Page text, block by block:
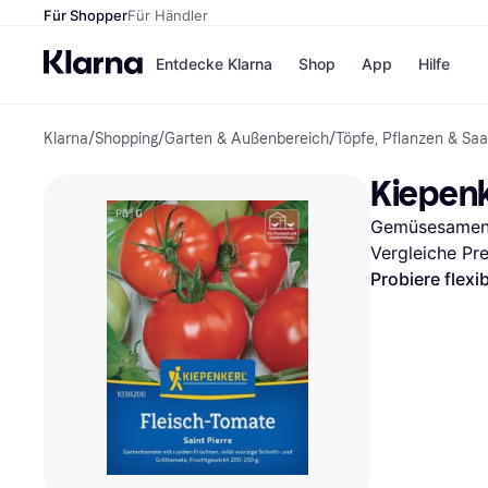
Für ShopperFür Händler
Entdecke Klarna
Zahlungsmethoden
Sofort bezahlen
Bezahle in 3
Bezahle in bis zu 30
Ratenzahlung
Shop
Shops
H&M
Temu
App Hilfe
Klarna/Shopping/Garten & Außenbereich/Töpfe, Pflanzen &
Vergleiche
Probiere